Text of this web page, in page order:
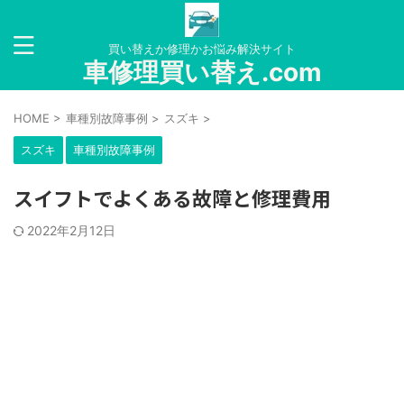
買い替えか修理かお悩み解決サイト
車修理買い替え.com
HOME > 車種別故障事例 > スズキ >
スズキ 車種別故障事例
スイフトでよくある故障と修理費用
2022年2月12日